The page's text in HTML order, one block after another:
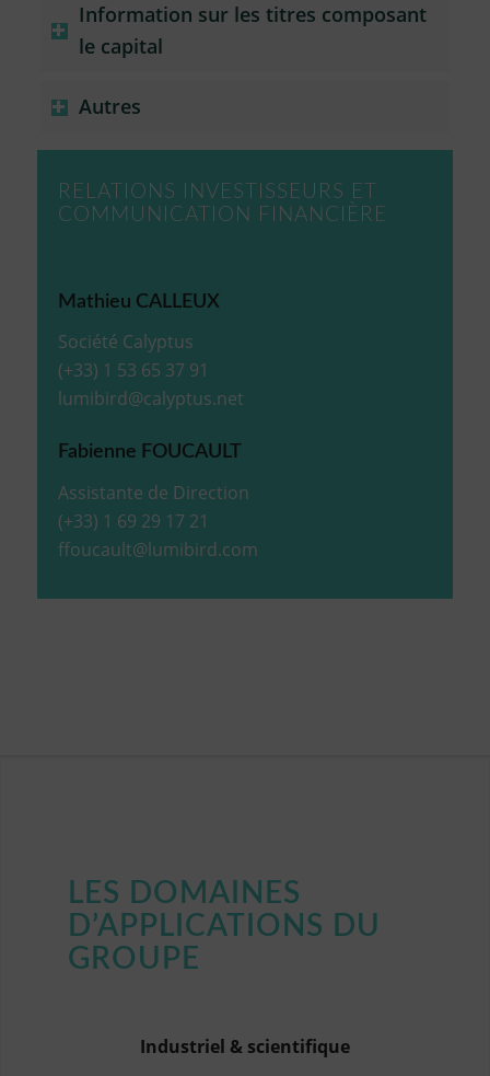
Information sur les titres composant
le capital
Autres
RELATIONS INVESTISSEURS ET
COMMUNICATION FINANCIÈRE
Mathieu CALLEUX
Société Calyptus
(+33) 1 53 65 37 91
lumibird@calyptus.net
Fabienne FOUCAULT
Assistante de Direction
(+33) 1 69 29 17 21
ffoucault@lumibird.com
LES DOMAINES
D’APPLICATIONS DU
GROUPE
Industriel & scientifique